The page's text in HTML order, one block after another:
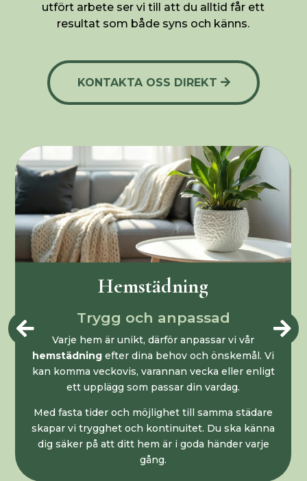
utfört arbete ser vi till att du alltid får ett
resultat som både syns och känns.
KONTAKTA OSS DIREKT
Flyttstädning
Garanterat skinnande rent
Att flytta är stressigt nog. Vårflyttstädning i
Örebrohjälper dig att spara tid och energi
samtidigt som du får en professionell och
noggrann städning.
Vi följer branschens riktlinjer och lämnar alltid
garanti på utfört arbete. Det ger trygghet både för
dig och för den som flyttar in.